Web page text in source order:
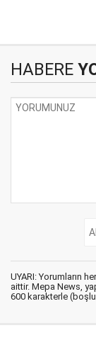
HABERE
UYARI: Yorumların
aittir. Mepa News,
600 karakterle